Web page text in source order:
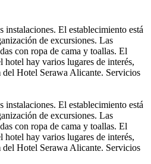
El establecimiento está
de excursiones. Las
con ropa de cama y toallas. El
hay varios lugares de interés,
del Hotel Serawa Alicante. Servicios
El establecimiento está
de excursiones. Las
con ropa de cama y toallas. El
hay varios lugares de interés,
del Hotel Serawa Alicante. Servicios